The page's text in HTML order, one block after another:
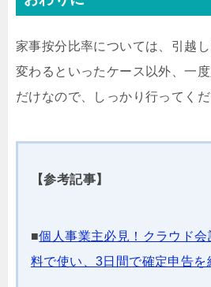
家事按分比率については、引越
変わるといったケース以外、一
だけなので、しっかり行ってくだ
【参考記事】
■個人事業主必見！クラウド
料で使い、3日間で確定申告を